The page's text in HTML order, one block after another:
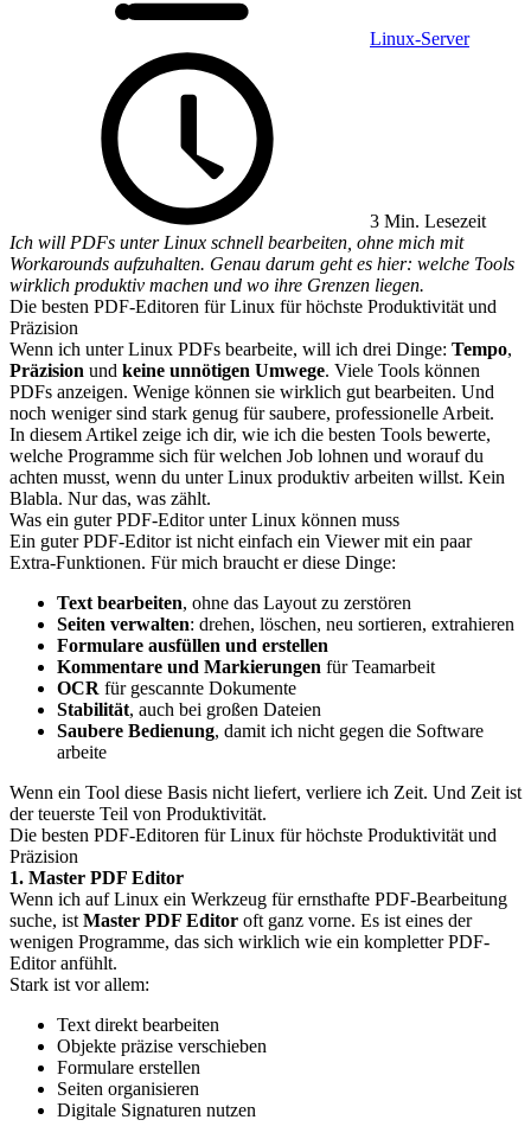
Linux-Server
3 Min. Lesezeit
Ich will PDFs unter Linux schnell bearbeiten, ohne mich mit
Workarounds aufzuhalten. Genau darum geht es hier: welche Tools
wirklich produktiv machen und wo ihre Grenzen liegen.
Die besten PDF-Editoren für Linux für höchste Produktivität und
Präzision
Wenn ich unter Linux PDFs bearbeite, will ich drei Dinge: Tempo,
Präzision und keine unnötigen Umwege. Viele Tools können
PDFs anzeigen. Wenige können sie wirklich gut bearbeiten. Und
noch weniger sind stark genug für saubere, professionelle Arbeit.
In diesem Artikel zeige ich dir, wie ich die besten Tools bewerte,
welche Programme sich für welchen Job lohnen und worauf du
achten musst, wenn du unter Linux produktiv arbeiten willst. Kein
Blabla. Nur das, was zählt.
Was ein guter PDF-Editor unter Linux können muss
Ein guter PDF-Editor ist nicht einfach ein Viewer mit ein paar
Extra-Funktionen. Für mich braucht er diese Dinge:
Text bearbeiten, ohne das Layout zu zerstören
Seiten verwalten: drehen, löschen, neu sortieren, extrahieren
Formulare ausfüllen und erstellen
Kommentare und Markierungen für Teamarbeit
OCR für gescannte Dokumente
Stabilität, auch bei großen Dateien
Saubere Bedienung, damit ich nicht gegen die Software
arbeite
Wenn ein Tool diese Basis nicht liefert, verliere ich Zeit. Und Zeit ist
der teuerste Teil von Produktivität.
Die besten PDF-Editoren für Linux für höchste Produktivität und
Präzision
1. Master PDF Editor
Wenn ich auf Linux ein Werkzeug für ernsthafte PDF-Bearbeitung
suche, ist Master PDF Editor oft ganz vorne. Es ist eines der
wenigen Programme, das sich wirklich wie ein kompletter PDF-
Editor anfühlt.
Stark ist vor allem:
Text direkt bearbeiten
Objekte präzise verschieben
Formulare erstellen
Seiten organisieren
Digitale Signaturen nutzen